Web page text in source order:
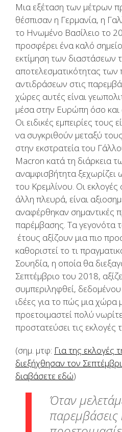
Μια εξέταση των μέτρων
θέσπισαν η Γερμανία, η
το Ηνωμένο Βασίλειο το
προσφέρει ένα καλό
εκτίμηση των διαστάσεων
αποτελεσματικότητας των
αντιδράσεων στις
χώρες αυτές είναι
μέσα στην Ευρώπη όσο και
Οι ειδικές εμπειρίες τους
να συγκριθούν μεταξύ
στην εκστρατεία του
Macron κατά τη διάρκεια
αναμφισβήτητα
του Κρεμλίνου. Οι
άλλη πλευρά, είναι
αναφέρθηκαν σημαντικές
παρέμβασης. Τα γεγονότα
έτους αξίζουν μια πιο
καθοριστεί το τι
Σουηδία, η οποία θα
Σεπτέμβριο του 2018,
συμπεριληφθεί,
ιδέες για το πώς μια χώρα
προετοιμαστεί πολύ
προστατεύσει τις εκλογές
(σημ. μτφ: Για της εκλογές
διεξήχθησαν τον
διαβάσετε εδώ)
Όταν
παρεμβάσεις